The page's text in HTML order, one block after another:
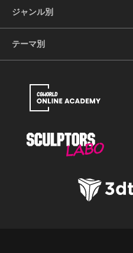
ジャンル別
テーマ別